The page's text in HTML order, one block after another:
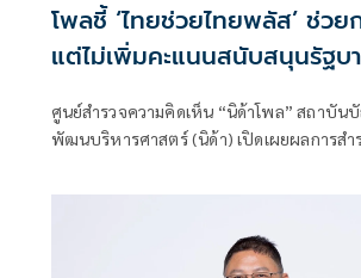
โพลชี้ ‘ไทยช่วยไทยพลัส’ ช่วย
แต่ไม่เพิ่มคะแนนสนับสนุนรัฐบ
ศูนย์สำรวจความคิดเห็น “นิด้าโพล” สถาบัน
พัฒนบริหารศาสตร์ (นิด้า) เปิดเผยผลการสำร